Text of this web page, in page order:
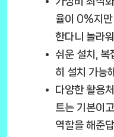
율이 0%지만
한다니 놀라워
쉬운 설치
,
히 설치 가능
다양한 활용처
트는 기본이
역할을 해준